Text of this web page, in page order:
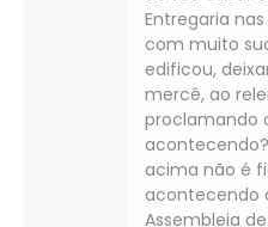
Entregaria
com muito
edificou,
mercê, ao
proclamando
acima não é
acontecendo
Assembleia